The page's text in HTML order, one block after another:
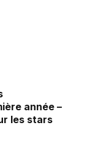
année –
les stars